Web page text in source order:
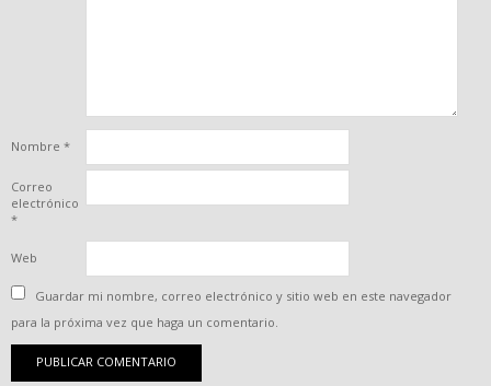
Nombre *
Correo
electrónico
*
Web
Guardar mi nombre, correo electrónico y sitio web en este navegador
para la próxima vez que haga un comentario.